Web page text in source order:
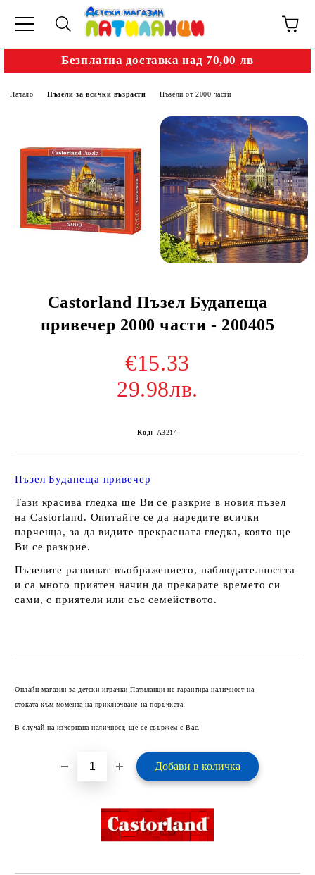
Безплатна доставка над 70,00 лв
Начало Пъзели за всички възрасти Пъзели от 2000 части
Castorland Пъзел Будапеща
привечер 2000 части - 200405
€15.33
29.98лв.
Код: A3214
Пъзел Будапеща привечер
Тази красива гледка ще Ви се разкрие в новия пъзел
на Castorland. Опитайте се да наредите всички
парченца, за да видите прекрасната гледка, която ще
Ви се разкрие.
Пъзелите развиват въображението, наблюдателността
и са много приятен начин да прекарате времето си
сами, с приятели или със семейството.
Онлайн магазин за детски играчки Патиланци не гарантира наличност на
стоката към момента на приключване на поръчката!
В случай на изчерпана наличност, ще се свържем с Вас.